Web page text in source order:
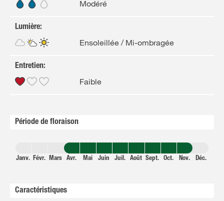
Modéré
Lumière:
Ensoleillée / Mi-ombragée
Entretien:
Faible
Période de floraison
Janv. Févr. Mars Avr. Mai Juin Juil. Août Sept. Oct. Nov. Déc.
Caractéristiques